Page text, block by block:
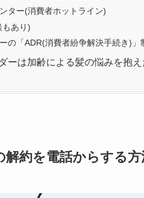
ター(消費者ホットライン)
もあり)
の「ADR(消費者紛争解決手続き)」
ーは加齢による髪の悩みを抱
約を電話からする方